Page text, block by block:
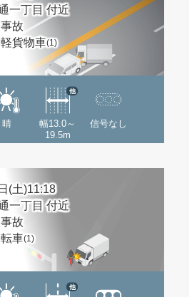
一丁目 付近
故
軽貨物車(1)
晴
幅13.0～
19.5m
他
信号なし
(土)11:18
一丁目 付近
故
車(1)
他